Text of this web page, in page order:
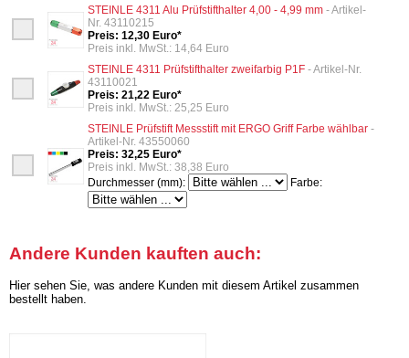
STEINLE 4311 Alu Prüfstifthalter 4,00 - 4,99 mm - Artikel-
Nr. 43110215
Preis: 12,30 Euro*
Preis inkl. MwSt.: 14,64 Euro
STEINLE 4311 Prüfstifthalter zweifarbig P1F - Artikel-Nr.
43110021
Preis: 21,22 Euro*
Preis inkl. MwSt.: 25,25 Euro
STEINLE Prüfstift Messstift mit ERGO Griff Farbe wählbar -
Artikel-Nr. 43550060
Preis: 32,25 Euro*
Preis inkl. MwSt.: 38,38 Euro
Durchmesser (mm):
Farbe:
Andere Kunden kauften auch:
Hier sehen Sie, was andere Kunden mit diesem Artikel zusammen
bestellt haben.